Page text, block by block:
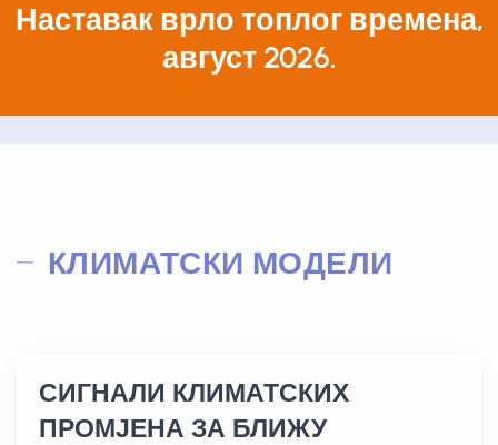
Наставак врло топлог времена,
август 2026.
КЛИМАТСКИ МОДЕЛИ
СИГНАЛИ КЛИМАТСКИХ
ПРОМЈЕНА ЗА БЛИЖУ